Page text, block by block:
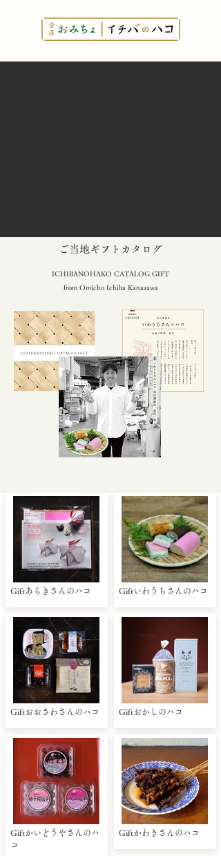
​ご当地ギフトカタログ
ICHIBANOHAKO CATALOG GIFT
from Omicho Ichiba Kanazawa
Giftあらきさんのハコ
Giftおおさわさんのハコ
Giftかいどうやさんのハ
コ
Giftいわうちさんのハコ
Giftおかしのハコ
Giftかわきさんのハコ